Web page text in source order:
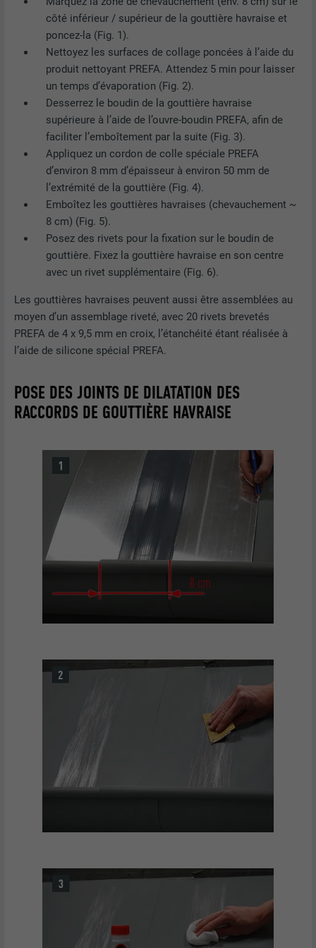
côté inférieur / supérieur de la gouttière havraise et
poncez-la (Fig. 1).
Nettoyez les surfaces de collage poncées à l’aide du
produit nettoyant PREFA. Attendez 5 min pour laisser
un temps d’évaporation (Fig. 2).
Desserrez le boudin de la gouttière havraise
supérieure à l’aide de l’ouvre-boudin PREFA, afin de
faciliter l’emboîtement par la suite (Fig. 3).
Appliquez un cordon de colle spéciale PREFA
d’environ 8 mm d’épaisseur à environ 50 mm de
l’extrémité de la gouttière (Fig. 4).
Emboîtez les gouttières havraises (chevauchement ~
8 cm) (Fig. 5).
Posez des rivets pour la fixation sur le boudin de
gouttière. Fixez la gouttière havraise en son centre
avec un rivet supplémentaire (Fig. 6).
Les gouttières havraises peuvent aussi être assemblées au
moyen d’un assemblage riveté, avec 20 rivets brevetés
PREFA de 4 x 9,5 mm en croix, l’étanchéité étant réalisée à
l’aide de silicone spécial PREFA.
POSE DES JOINTS DE DILATATION DES
RACCORDS DE GOUTTIÈRE HAVRAISE
NOM _gaexp
FOURNISSEUR Google Optimize
EXPIRATION 90 jours
UTILITÉ
Est placé afin de tester si le navigateur
autorise l'utilisation de cookies. Ne
contient aucun élément d'identification.
UTILITÉ
Enregistre la langue choisie par
l'utilisateur pour un site Internet.
NOM lang
FOURNISSEUR LinkedIn
EXPIRATION Session
UTILITÉ
Utilisé par LinkedIn lorsqu'un site
Internet contient une fenêtre « Suivez-
nous » intégrée.
bcookie
FOURNISSEUR LinkedIn
EXPIRATION 2 ans
UTILITÉ
Utilisé par le service de réseau social
LinkedIn pour suivre l'utilisation de
NOM bscookie
FOURNISSEUR LinkedIn
UTILITÉ
Utilisé par le service de réseau social
LinkedIn pour suivre l'utilisation de
services intégrés
UserMatchHistory
FOURNISSEUR LinkedIn
EXPIRATION 29 jours
Est utilisé pour suivre l'utilisateur sur
plusieurs sites Internet afin d'afficher de
la publicité adaptée aux préférences de
Utilisé par le service de réseau social